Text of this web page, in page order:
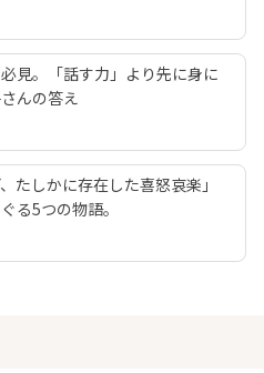
見。「話す力」より先に身に
んの答え
たしかに存在した喜怒哀楽」
る5つの物語。